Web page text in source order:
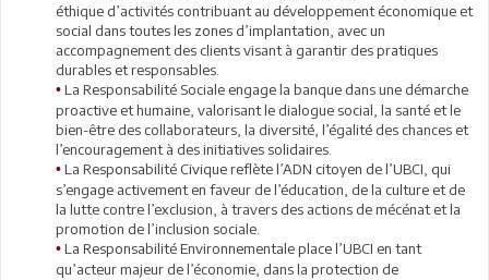
éthique d’activités contribuant au développement économique et
social dans toutes les zones d’implantation, avec un
accompagnement des clients visant à garantir des pratiques
durables et responsables.
• La Responsabilité Sociale engage la banque dans une démarche
proactive et humaine, valorisant le dialogue social, la santé et le
bien-être des collaborateurs, la diversité, l’égalité des chances et
l’encouragement à des initiatives solidaires.
• La Responsabilité Civique reflète l’ADN citoyen de l’UBCI, qui
s’engage activement en faveur de l’éducation, de la culture et de
la lutte contre l’exclusion, à travers des actions de mécénat et la
promotion de l’inclusion sociale.
• La Responsabilité Environnementale place l’UBCI en tant
qu’acteur majeur de l’économie, dans la protection de